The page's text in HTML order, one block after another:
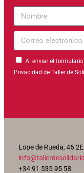
Nombre
Correo
Al enviar el
Privacidad de Taller de
Lope de Rueda, 46
+34 91 535 95 58